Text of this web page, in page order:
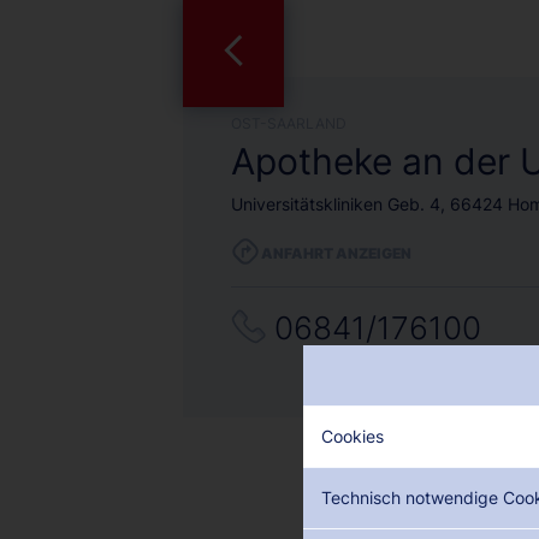
Apotheke an der
Universitätskliniken Geb. 4, 66424
06841/176100
Cookies
Technisch notwendige